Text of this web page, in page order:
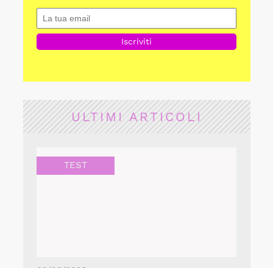
ULTIMI ARTICOLI
TEST